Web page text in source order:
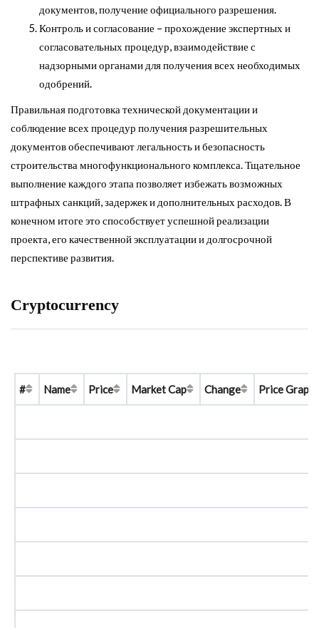
документов, получение официального разрешения.
Контроль и согласование – прохождение экспертных и
согласовательных процедур, взаимодействие с
надзорными органами для получения всех необходимых
одобрений.
Правильная подготовка технической документации и
соблюдение всех процедур получения разрешительных
документов обеспечивают легальность и безопасность
строительства многофункционального комплекса. Тщательное
выполнение каждого этапа позволяет избежать возможных
штрафных санкций, задержек и дополнительных расходов. В
конечном итоге это способствует успешной реализации
проекта, его качественной эксплуатации и долгосрочной
перспективе развития.
Cryptocurrency
# Name Price Market Cap Change Price Graph